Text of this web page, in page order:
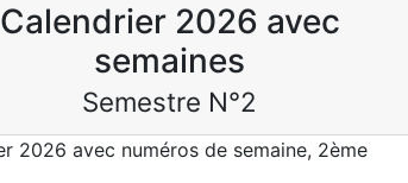
Calendrier 2026 avec
semaines
Semestre N°2